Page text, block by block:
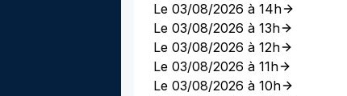
Le 03/08/2026 à 14h
Le 03/08/2026 à 13h
Le 03/08/2026 à 12h
Le 03/08/2026 à 11h
Le 03/08/2026 à 10h